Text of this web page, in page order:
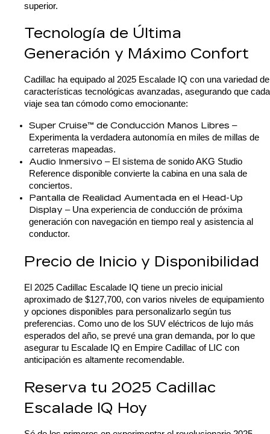
superior.
Tecnología de Última
Generación y Máximo Confort
Cadillac ha equipado al 2025 Escalade IQ con una variedad de
características tecnológicas avanzadas, asegurando que cada
viaje sea tan cómodo como emocionante:
Super Cruise™ de Conducción Manos Libres –
Experimenta la verdadera autonomía en miles de millas de
carreteras mapeadas.
Audio Inmersivo – El sistema de sonido AKG Studio
Reference disponible convierte la cabina en una sala de
conciertos.
Pantalla de Realidad Aumentada en el Head-Up
Display – Una experiencia de conducción de próxima
generación con navegación en tiempo real y asistencia al
conductor.
Precio de Inicio y Disponibilidad
El 2025 Cadillac Escalade IQ tiene un precio inicial
aproximado de $127,700, con varios niveles de equipamiento
y opciones disponibles para personalizarlo según tus
preferencias. Como uno de los SUV eléctricos de lujo más
esperados del año, se prevé una gran demanda, por lo que
asegurar tu Escalade IQ en Empire Cadillac of LIC con
anticipación es altamente recomendable.
Reserva tu 2025 Cadillac
Escalade IQ Hoy